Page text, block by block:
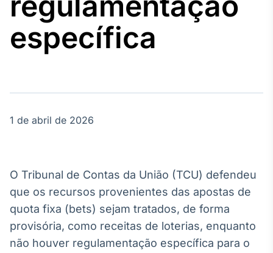
Agro
Tudo sobre o
agronegócio
Broadcast
Broadcast
Energia
O setor de
energia elétrica
específica
1 de abril de 2026
O Tribunal de Contas da União (TCU) defendeu
que os recursos provenientes das apostas de
quota fixa (bets) sejam tratados, de forma
provisória, como receitas de loterias, enquanto
não houver regulamentação específica para o